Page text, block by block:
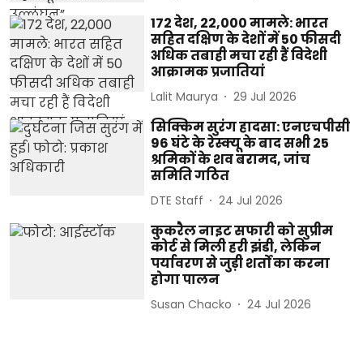
172 देश, 22,000 मामले: भारत
सहित दक्षिण के देशों में 50 फीसदी
अधिक तबाही मचा रही हैं विदेशी
आक्रामक प्रजातियां
Lalit Maurya 29 Jul 2026
सिक्किम सुरंग हादसा: एनएचपीसी
96 घंटे के रेस्क्यू के बाद सभी 25
श्रमिकों के शव बरामद, जांच
समिति गठित
DTE Staff 24 Jul 2026
कुकरैल नाइट सफारी को सुप्रीम
कोर्ट से मिली हरी झंडी, लेकिन
पर्यावरण से जुड़ी शर्तों का करना
होगा पालन
Susan Chacko 24 Jul 2026